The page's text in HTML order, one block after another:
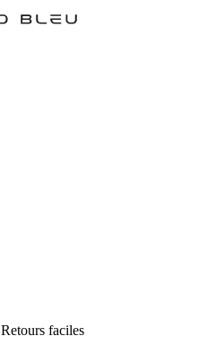
Retours faciles